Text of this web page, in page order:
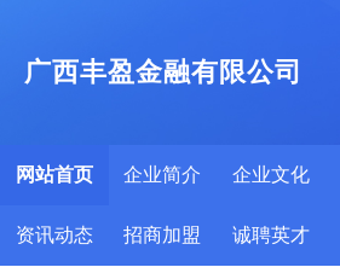
广西丰盈金融有限公司
网站首页 企业简介 企业文化
资讯动态 招商加盟 诚聘英才